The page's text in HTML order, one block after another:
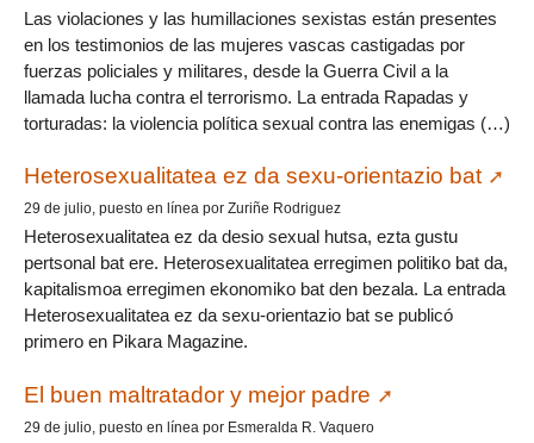
Las violaciones y las humillaciones sexistas están presentes
en los testimonios de las mujeres vascas castigadas por
fuerzas policiales y militares, desde la Guerra Civil a la
llamada lucha contra el terrorismo. La entrada Rapadas y
torturadas: la violencia política sexual contra las enemigas (…)
Heterosexualitatea ez da sexu-orientazio bat
29 de julio, puesto en línea por Zuriñe Rodriguez
Heterosexualitatea ez da desio sexual hutsa, ezta gustu
pertsonal bat ere. Heterosexualitatea erregimen politiko bat da,
kapitalismoa erregimen ekonomiko bat den bezala. La entrada
Heterosexualitatea ez da sexu-orientazio bat se publicó
primero en Pikara Magazine.
El buen maltratador y mejor padre
29 de julio, puesto en línea por Esmeralda R. Vaquero